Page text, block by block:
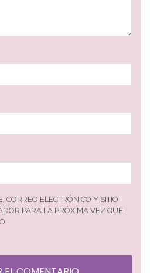
CORREO ELECTRÓNICO Y SITIO
PARA LA PRÓXIMA VEZ QUE